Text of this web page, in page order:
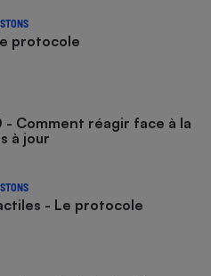
protocole
- Comment réagir face à la
à jour
- Le protocole